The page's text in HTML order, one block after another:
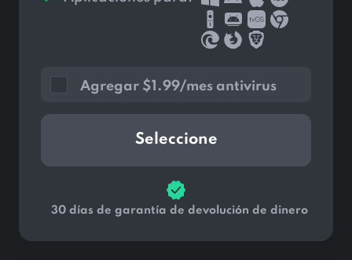
Agregar $1.99/mes antivirus
Seleccione
30 días de garantía de devolución de dinero